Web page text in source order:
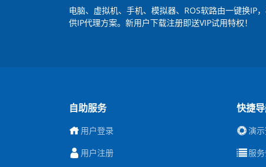
电脑、虚拟机、手机、模拟器、ROS软路由一键换IP
供IP代理方案。新用户下载注册即送VIP试用特权！
自助服务
用户登录
用户注册
快捷
演
服